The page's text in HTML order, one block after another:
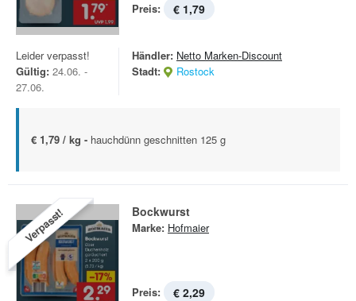
Preis: € 1,79
Leider verpasst!
Gültig: 24.06. -
27.06.
Händler: Netto Marken-Discount
Stadt:
Rostock
€ 1,79 / kg - hauchdünn geschnitten 125 g
Verpasst! Bockwurst
Marke: Hofmaier
Preis: € 2,29